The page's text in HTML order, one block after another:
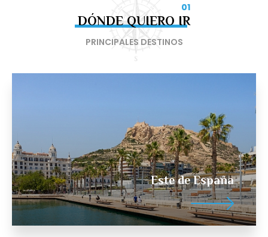
01
DÓNDE QUIERO IR
PRINCIPALES DESTINOS
Este de España